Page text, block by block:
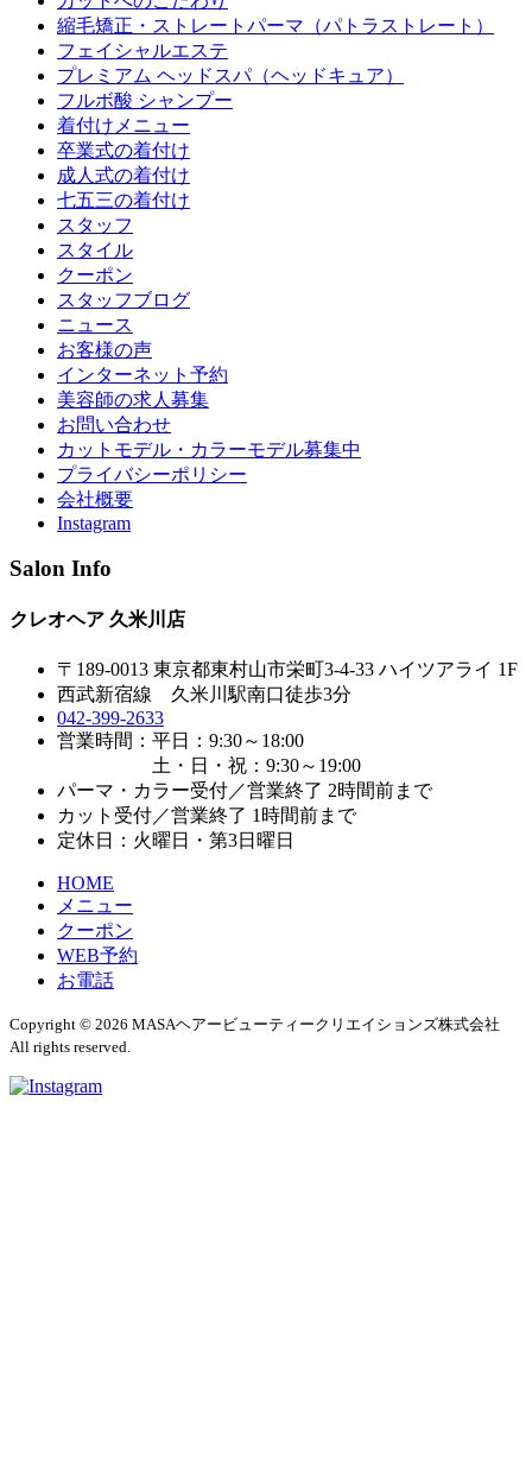
縮毛矯正・ストレートパーマ（パトラストレート）
フェイシャルエステ
プレミアム ヘッドスパ（ヘッドキュア）
フルボ酸 シャンプー
着付けメニュー
卒業式の着付け
成人式の着付け
七五三の着付け
スタッフ
スタイル
クーポン
スタッフブログ
ニュース
お客様の声
インターネット予約
美容師の求人募集
お問い合わせ
カットモデル・カラーモデル募集中
プライバシーポリシー
会社概要
Instagram
Salon Info
クレオヘア 久米川店
〒189-0013 東京都東村山市栄町3-4-33 ハイツアライ 1F
西武新宿線 久米川駅南口徒歩3分
042-399-2633
営業時間：平日：9:30～18:00
土・日・祝：9:30～19:00
パーマ・カラー受付／営業終了 2時間前まで
カット受付／営業終了 1時間前まで
定休日：火曜日・第3日曜日
HOME
メニュー
クーポン
WEB予約
お電話
Copyright © 2026 MASAヘアービューティークリエイションズ株式会社
All rights reserved.